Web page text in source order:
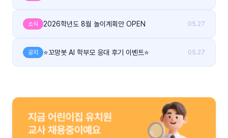
소식 2026학년도 8월 놀이계획안 OPEN 05.27
공지 ⭐꼬망봇 AI 학부모 응대 후기 이벤트⭐ 05.27